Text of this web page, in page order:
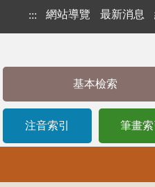
::: 網站導覽 最新消息
基本檢索
注音索引 筆畫索